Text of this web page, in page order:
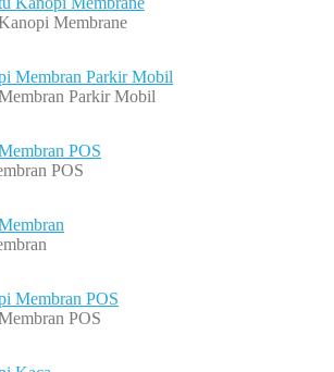
Membrane
Parkir Mobil
POS
POS